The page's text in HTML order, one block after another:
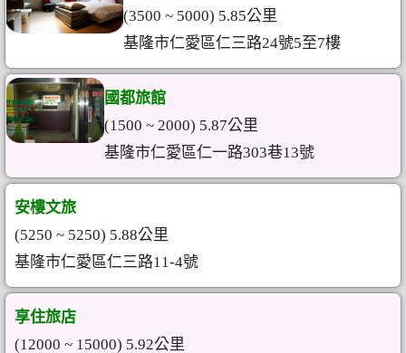
(3500 ~ 5000) 5.85公里
基隆市仁愛區仁三路24號5至7樓
國都旅館
(1500 ~ 2000) 5.87公里
基隆市仁愛區仁一路303巷13號
安樓文旅
(5250 ~ 5250) 5.88公里
基隆市仁愛區仁三路11-4號
享住旅店
(12000 ~ 15000) 5.92公里